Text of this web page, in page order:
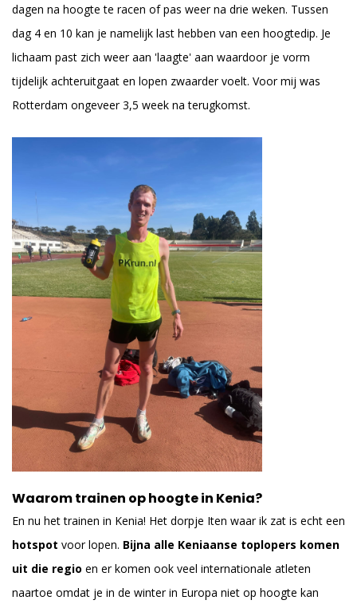
dagen na hoogte te racen of pas weer na drie weken. Tussen
dag 4 en 10 kan je namelijk last hebben van een hoogtedip. Je
lichaam past zich weer aan 'laagte' aan waardoor je vorm
tijdelijk achteruitgaat en lopen zwaarder voelt. Voor mij was
Rotterdam ongeveer 3,5 week na terugkomst.
Waarom trainen op hoogte in Kenia?
En nu het trainen in Kenia! Het dorpje Iten waar ik zat is echt een
hotspot voor lopen. Bijna alle Keniaanse toplopers komen
uit die regio en er komen ook veel internationale atleten
naartoe omdat je in de winter in Europa niet op hoogte kan